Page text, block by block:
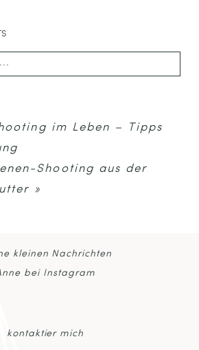
im Leben – Tipps
Shooting aus der
»
kleinen Nachrichten
bei Instagram
kontaktier mich